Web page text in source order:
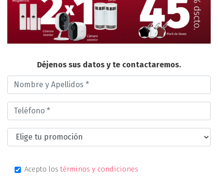
Déjenos sus datos y te contactaremos.
Acepto lostérminos y condiciones